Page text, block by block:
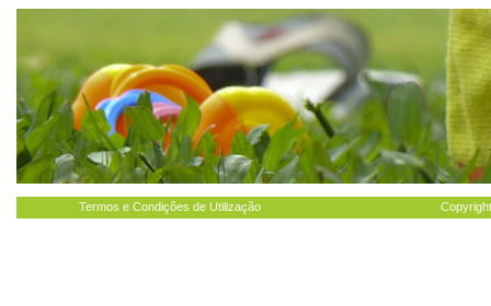
Termos e Condições de Utilização